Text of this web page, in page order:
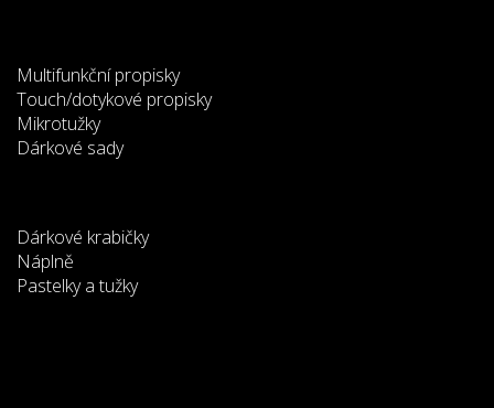
Multifunkční propisky
Touch/dotykové propisky
Mikrotužky
Dárkové sady
Dárkové krabičky
Náplně
Pastelky a tužky